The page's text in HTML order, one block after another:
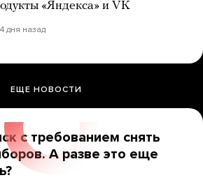
«Яндекса» и VK
4 дня назад
ЕЩЕ НОВОСТИ
с требованием снять
А разве это еще